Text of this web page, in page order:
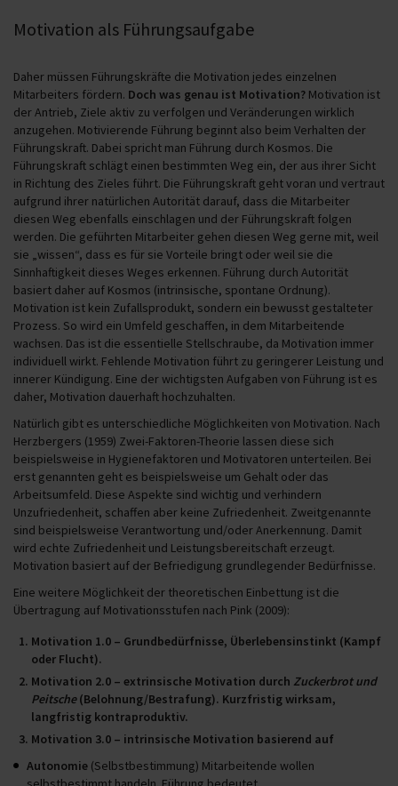
Motivation als Führungsaufgabe
Daher müssen Führungskräfte die Motivation jedes einzelnen
Mitarbeiters fördern. Doch was genau ist Motivation? Motivation ist
der Antrieb, Ziele aktiv zu verfolgen und Veränderungen wirklich
anzugehen. Motivierende Führung beginnt also beim Verhalten der
Führungskraft. Dabei spricht man Führung durch Kosmos. Die
Führungskraft schlägt einen bestimmten Weg ein, der aus ihrer Sicht
in Richtung des Zieles führt. Die Führungskraft geht voran und vertraut
aufgrund ihrer natürlichen Autorität darauf, dass die Mitarbeiter
diesen Weg ebenfalls einschlagen und der Führungskraft folgen
werden. Die geführten Mitarbeiter gehen diesen Weg gerne mit, weil
sie „wissen“, dass es für sie Vorteile bringt oder weil sie die
Sinnhaftigkeit dieses Weges erkennen. Führung durch Autorität
basiert daher auf Kosmos (intrinsische, spontane Ordnung).
Motivation ist kein Zufallsprodukt, sondern ein bewusst gestalteter
Prozess. So wird ein Umfeld geschaffen, in dem Mitarbeitende
wachsen. Das ist die essentielle Stellschraube, da Motivation immer
individuell wirkt. Fehlende Motivation führt zu geringerer Leistung und
innerer Kündigung. Eine der wichtigsten Aufgaben von Führung ist es
daher, Motivation dauerhaft hochzuhalten.
Natürlich gibt es unterschiedliche Möglichkeiten von Motivation. Nach
Herzbergers (1959) Zwei-Faktoren-Theorie lassen diese sich
beispielsweise in Hygienefaktoren und Motivatoren unterteilen. Bei
erst genannten geht es beispielsweise um Gehalt oder das
Arbeitsumfeld. Diese Aspekte sind wichtig und verhindern
Unzufriedenheit, schaffen aber keine Zufriedenheit. Zweitgenannte
sind beispielsweise Verantwortung und/oder Anerkennung. Damit
wird echte Zufriedenheit und Leistungsbereitschaft erzeugt.
Motivation basiert auf der Befriedigung grundlegender Bedürfnisse.
Eine weitere Möglichkeit der theoretischen Einbettung ist die
Übertragung auf Motivationsstufen nach Pink (2009):
Motivation 1.0 – Grundbedürfnisse, Überlebensinstinkt (Kampf
oder Flucht).
Motivation 2.0 – extrinsische Motivation durch Zuckerbrot und
Peitsche(Belohnung/Bestrafung). Kurzfristig wirksam,
langfristig kontraproduktiv.
Motivation 3.0 – intrinsische Motivation basierend auf
Autonomie (Selbstbestimmung) Mitarbeitende wollen